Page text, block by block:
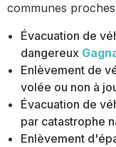
communes
Évacuation de
dangereux
Enlèvement de
volée ou non à
Évacuation de
par catastrophe
Enlèvement